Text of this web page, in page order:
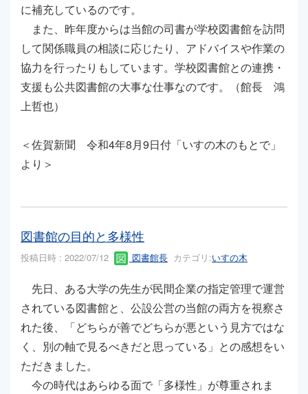
に補充しているのです。
また、昨年度からは当館の司書が学校図書館を訪問
して関係職員の相談に応じたり、アドバイスや作業の
協力を行ったりもしています。学校図書館との連携・
支援も公共図書館の大事な仕事なのです。（館長 鴻
上哲也）
＜佐賀新聞 令和4年8月9日付「いすの木のもとで」
より＞
図書館の目的と多様性
投稿日時 : 2022/07/12 図書館長 カテゴリ:いすの木
先日、ある大学の先生が民間企業の指定管理で運営
されている図書館と、公設公営の当館の両方を視察さ
れた後、「どちらが善でどちらが悪という見方ではな
く、別の軸で見るべきだと思っている」との感想をい
ただきました。
今の時代はあらゆる面で「多様性」が尊重されま